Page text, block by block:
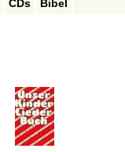
CDs
Bibel